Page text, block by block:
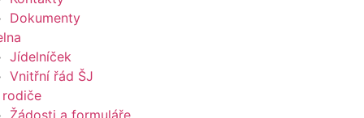
Dokumenty
Jídelníček
Vnitřní řád ŠJ
rodiče
Žádosti a formuláře